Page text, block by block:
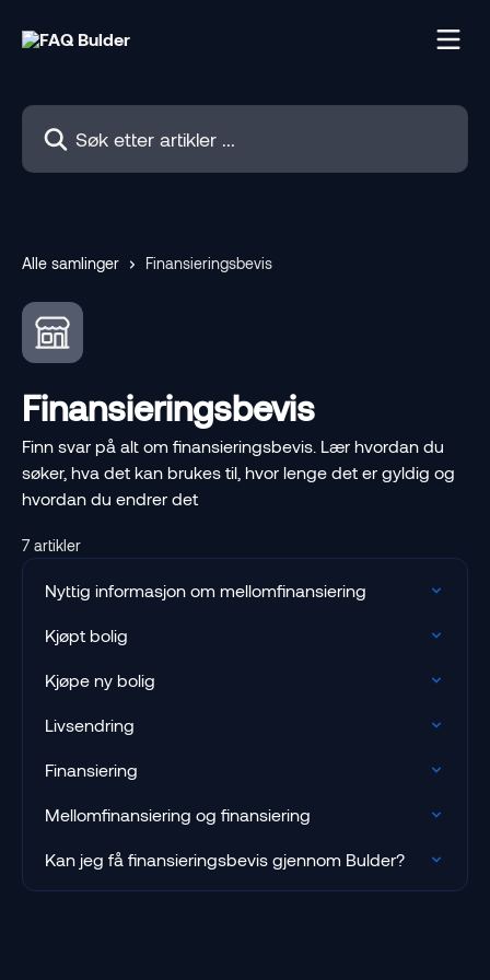
Søk etter artikler ...
Alle samlinger Finansieringsbevis
Finansieringsbevis
Finn svar på alt om finansieringsbevis. Lær hvordan du
søker, hva det kan brukes til, hvor lenge det er gyldig og
hvordan du endrer det
7 artikler
Nyttig informasjon om mellomfinansiering
Kjøpt bolig
Kjøpe ny bolig
Livsendring
Finansiering
Mellomfinansiering og finansiering
Kan jeg få finansieringsbevis gjennom Bulder?